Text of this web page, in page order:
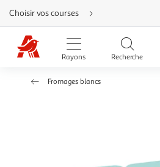
Aller
directement
au
contenu
Aller
directement
Aller
Choisir vos courses
Rayons Recherche
Fromages blancs